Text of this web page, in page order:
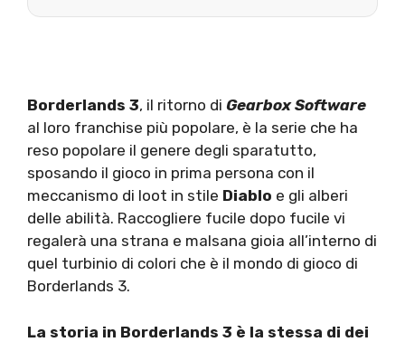
Borderlands 3, il ritorno di Gearbox Software
al loro franchise più popolare, è la serie che ha
reso popolare il genere degli sparatutto,
sposando il gioco in prima persona con il
meccanismo di loot in stile Diablo e gli alberi
delle abilità. Raccogliere fucile dopo fucile vi
regalerà una strana e malsana gioia all’interno di
quel turbinio di colori che è il mondo di gioco di
Borderlands 3.
La storia in Borderlands 3 è la stessa di dei